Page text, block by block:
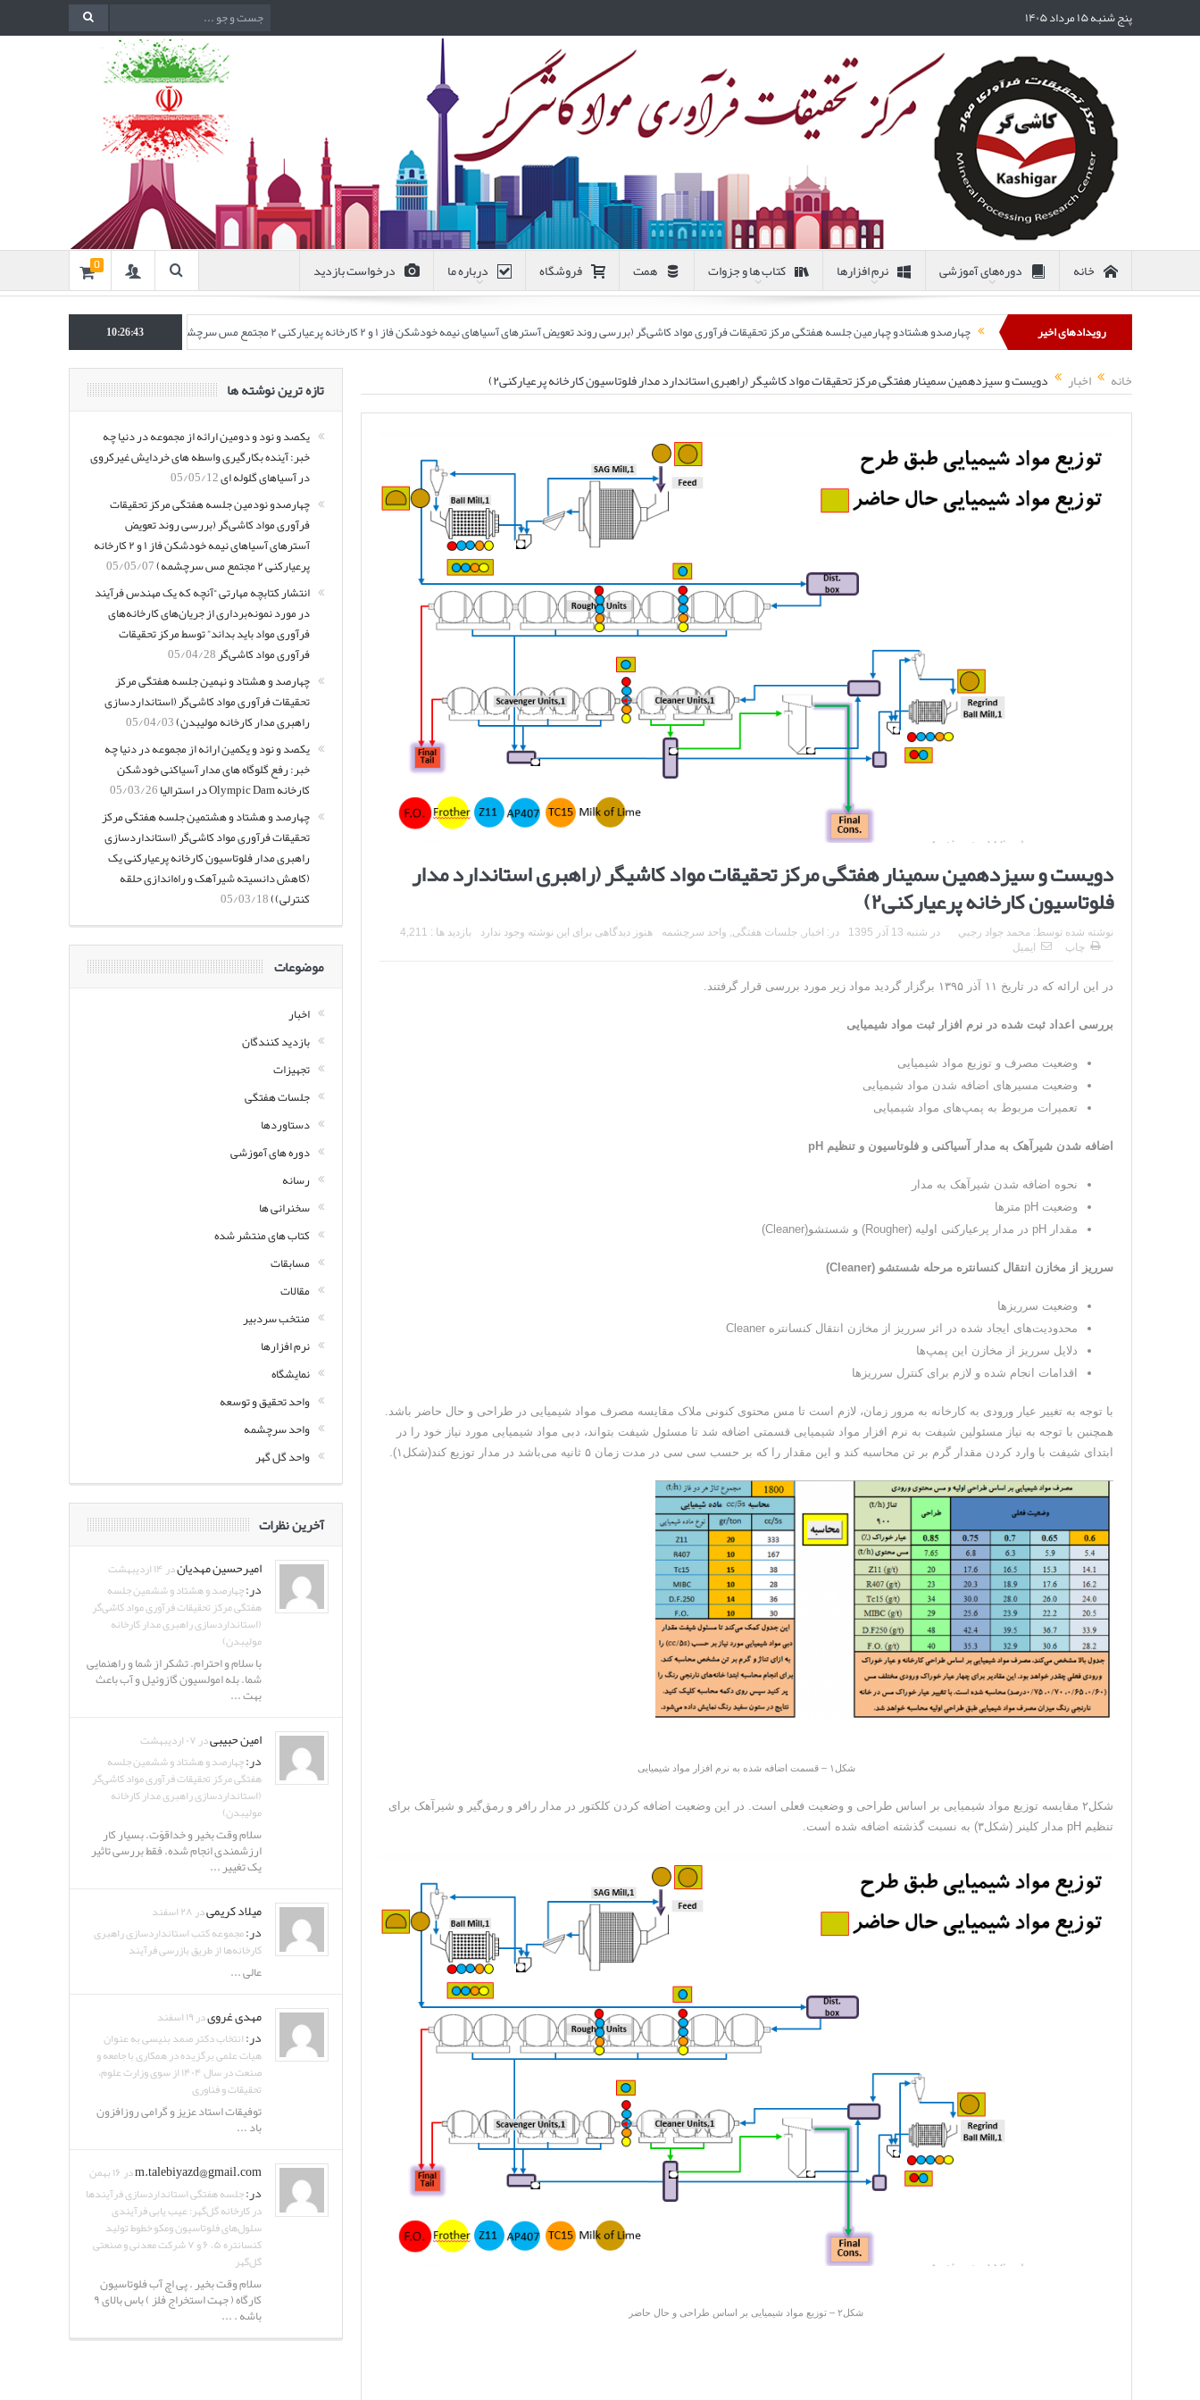
پنج شنبه ۱۵ مرداد ۱۴۰۵
خانه دوره‌های آموزشی نرم افزارها کتاب ها و جزوات همت فروشگاه درباره ما درخواست بازدید 0
رویدادهای اخیر انتشار مقاله‌ای تحت عنوان چهارصدو هشتادو چهارمین جلسه هفتگی مرکز تحقیقات فرآوری مواد کاشی‌گر (بررسی روند تعویض آسترهای آسیاهای نیمه خودشکن فاز ۱ و ۲ کارخانه پرعیارکنی ۲ مجتمع مس سرچشمه) 10:26:45
خانه اخبار دویست و سیزدهمین سمینار هفتگی مرکز تحقیقات مواد کاشیگر (راهبری استاندارد مدار فلوتاسیون کارخانه پرعیارکنی۲)
دویست و سیزدهمین سمینار هفتگی مرکز تحقیقات مواد کاشیگر (راهبری استاندارد مدار
فلوتاسیون کارخانه پرعیارکنی۲)
نوشته شده توسط:محمد جواد رجبي در شنبه 13 آذر 1395 در: اخبار ,جلسات هفتگی, واحد سرچشمه هنوز دیدگاهی برای این نوشته وجود ندارد
بازدید ها : 4,211
چاپ
ایمیل
در این ارائه که در تاریخ ۱۱ آذر ۱۳۹۵ برگزار گردید مواد زیر مورد بررسی قرار گرفتند.
بررسی اعداد ثبت شده در نرم افزار ثبت مواد شیمیایی
وضعیت مصرف و توزیع مواد شیمیایی
وضعیت مسیرهای اضافه شدن مواد شیمیایی
تعمیرات مربوط به پمپ‌های مواد شیمیایی
اضافه شدن شیرآهک به مدار آسیاکنی و فلوتاسیون و تنظیم pH
نحوه اضافه شدن شیرآهک به مدار
وضعیت pH مترها
مقدار pH در مدار پرعیارکنی اولیه (Rougher) و شستشو(Cleaner)
سرریز از مخازن انتقال کنسانتره مرحله شستشو (Cleaner)
وضعیت سرریز‌ها
محدودیت‌های ایجاد شده در اثر سرریز از مخازن انتقال کنسانتره Cleaner
دلایل سرریز از مخازن این پمپ‌ها
اقدامات انجام شده و لازم برای کنترل سرریزها
با توجه به تغییر عیار ورودی به کارخانه به مرور زمان، لازم است تا مس محتوی کنونی ملاک مقایسه مصرف مواد شیمیایی در طراحی و حال حاضر باشد.
همچنبن با توجه به نیاز مسئولین شیفت به نرم افزار مواد شیمیایی قسمتی اضافه شد تا مسئول شیفت بتواند، دبی مواد شیمیایی مورد نیاز خود را در
ابتدای شیفت با وارد کردن مقدار گرم بر تن محاسبه کند و این مقدار را که بر حسب سی سی در مدت زمان ۵ ثانیه می‌باشد در مدار توزیع کند(شکل۱).
شکل۱ – قسمت اضافه شده به نرم افزار مواد شیمیایی
شکل۲ مقایسه توزیع مواد شیمیایی بر اساس طراحی و وضعیت فعلی است. در این وضعیت اضافه کردن کلکتور در مدار رافر و رمق‌گیر و شیرآهک برای
تنظیم pH مدار کلینر (شکل۳) به نسبت گذشته اضافه شده است.
شکل۲ – توزیع مواد شیمیایی بر اساس طراحی و حال حاضر
تازه ترین نوشته ها
یکصد و نود و دومین ارائه از مجموعه در دنیا چه
خبر: آینده بکارگیری واسطه های خردایش غیرکروی
در آسیاهای گلوله ای05/05/12
چهارصدو نودمین جلسه هفتگی مرکز تحقیقات
فرآوری مواد کاشی‌گر (بررسی روند تعویض
آسترهای آسیاهای نیمه خودشکن فاز ۱ و ۲ کارخانه
پرعیارکنی ۲ مجتمع مس سرچشمه)
05/05/07
انتشار کتابچه مهارتی “آنچه که یک مهندس فرآیند
در مورد نمونه‌برداری از جریان‌های کارخانه‌های
فرآوری مواد باید بداند” توسط مرکز تحقیقات
فرآوری مواد کاشی‌گر05/04/28
چهارصد و هشتاد و نهمین جلسه هفتگی مرکز
تحقیقات فرآوری مواد کاشی‌گر (استانداردسازی
راهبری مدار کارخانه مولیبدن)05/04/03
یکصد و نود و یکمین ارائه از مجموعه در دنیا چه
خبر: رفع گلوگاه های مدار آسیاکنی خودشکن
کارخانه Olympic Dam در استرالیا
05/03/26
چهارصد و هشتاد و هشتمین جلسه هفتگی مرکز
تحقیقات فرآوری مواد کاشی‌گر (استانداردسازی
راهبری مدار فلوتاسیون کارخانه پرعیارکنی یک
(کاهش دانسیته شیرآهک و راه‌اندازی حلقه
کنترلی))05/03/18
موضوعات
اخبار
بازدید کنندگان
تجهیزات
جلسات هفتگی
دستاوردها
دوره های آموزشی
رسانه
سخنرانی ها
کتاب های منتشر شده
مسابقات
مقالات
منتخب سردبیر
نرم افزارها
نمایشگاه
واحد تحقیق و توسعه
واحد سرچشمه
واحد گل گهر
آخرین نظرات
امیرحسین مهدیاندر ۱۴ اردیبهشت
در:چهارصد و هشتاد و ششمین جلسه
هفتگی مرکز تحقیقات فرآوری مواد کاشی‌گر
(استانداردسازی راهبری مدار کارخانه
مولیبدن)
با سلام و احترام. تشکر از شما و راهنمایی
شما. بله امولسیون گازوئیل و آب باعث
بهت ...
امین حبیبیدر ۰۷ اردیبهشت
در:چهارصد و هشتاد و ششمین جلسه
هفتگی مرکز تحقیقات فرآوری مواد کاشی‌گر
(استانداردسازی راهبری مدار کارخانه
مولیبدن)
سلام وقت بخیر و خداقوّت. بسیار کار
ارزشمندی انجام شده. فقط بررسی تاثیر
یک تغییر ...
میلاد کریمیدر ۲۸ اسفند
در:مجموعه کتب استانداردسازی راهبری
کارخانه‌ها از طریق بازرسی فرآیند
عالی ...
مهدی غرویدر ۱۹ اسفند
در:انتخاب دکتر صمد بنیسی به عنوان
هیات علمی برگزیده در همکاری با جامعه و
صنعت در سال ۱۴۰۴ از سوی وزارت علوم،
تحقیقات و فناوری
توفیقات استاد عزیز و گرامی روزافزون
باد ...
m.talebiyazd@gmail.comدر ۱۶ بهمن
در:جلسه هفتگی استانداردسازی فرآیندها
در کارخانه گل‌گهر: عیب یابی فرآیندی
سلول‌های فلوتاسیون ومکو خطوط تولید
کنسانتره ۵، ۶ و ۷ شرکت معدنی و صنعتی
گل‌گهر
سلام وقت بخیر . پی اچ آب فلوتاسیون
کارگاه ( جهت استخراج فلز ) باس بالای ۹
باشه . ...